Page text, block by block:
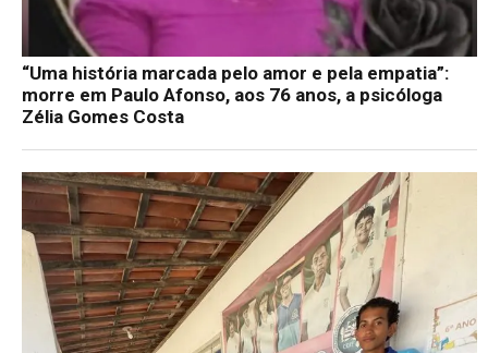
“Uma história marcada pelo amor e pela empatia”:
morre em Paulo Afonso, aos 76 anos, a psicóloga
Zélia Gomes Costa